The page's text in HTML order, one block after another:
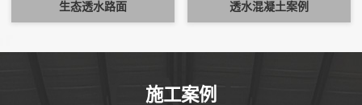
生态透水路面 透水混凝土案例
施工案例